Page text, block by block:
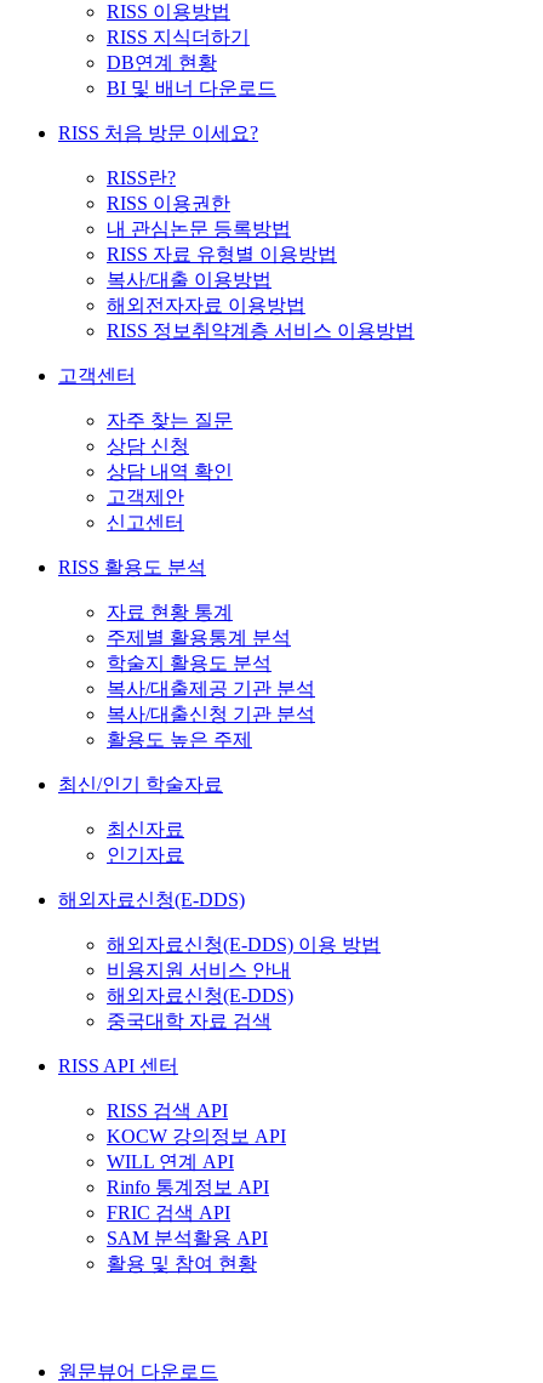
RISS 이용방법
RISS 지식더하기
DB연계 현황
BI 및 배너 다운로드
RISS 처음 방문 이세요?
RISS란?
RISS 이용권한
내 관심논문 등록방법
RISS 자료 유형별 이용방법
복사/대출 이용방법
해외전자자료 이용방법
RISS 정보취약계층 서비스 이용방법
고객센터
자주 찾는 질문
상담 신청
상담 내역 확인
고객제안
신고센터
RISS 활용도 분석
자료 현황 통계
주제별 활용통계 분석
학술지 활용도 분석
복사/대출제공 기관 분석
복사/대출신청 기관 분석
활용도 높은 주제
최신/인기 학술자료
최신자료
인기자료
해외자료신청(E-DDS)
해외자료신청(E-DDS) 이용 방법
비용지원 서비스 안내
해외자료신청(E-DDS)
중국대학 자료 검색
RISS API 센터
RISS 검색 API
KOCW 강의정보 API
WILL 연계 API
Rinfo 통계정보 API
FRIC 검색 API
SAM 분석활용 API
활용 및 참여 현황
원문뷰어 다운로드